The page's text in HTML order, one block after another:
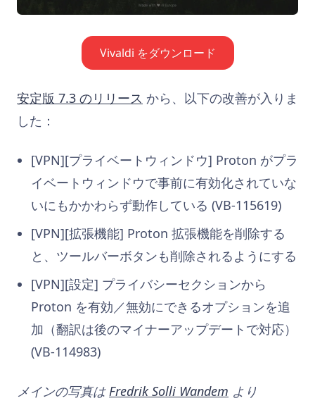
Vivaldi をダウンロード
安定版 7.3 のリリース から、以下の改善が入りま
した：
[VPN][プライベートウィンドウ] Proton がプラ
イベートウィンドウで事前に有効化されていな
いにもかかわらず動作している (VB-115619)
[VPN][拡張機能] Proton 拡張機能を削除する
と、ツールバーボタンも削除されるようにする
[VPN][設定] プライバシーセクションから
Proton を有効／無効にできるオプションを追
加（翻訳は後のマイナーアップデートで対応）
(VB-114983)
メインの写真は Fredrik Solli Wandem より